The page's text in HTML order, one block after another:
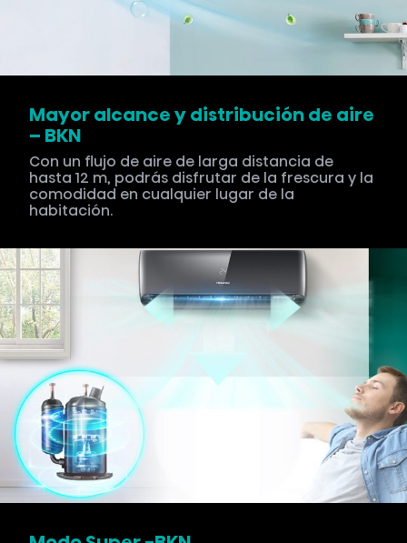
Mayor alcance y distribución de aire
– BKN
Con un flujo de aire de larga distancia de
hasta 12 m, podrás disfrutar de la frescura y la
comodidad en cualquier lugar de la
habitación.